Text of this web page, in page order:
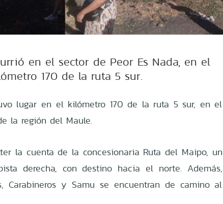
en el sector de Peor Es Nada, en el
170 de la ruta 5 sur.
lugar en el kilómetro 170 de la ruta 5 sur, en el
la región del Maule.
la cuenta de la concesionaria Ruta del Maipo, un
derecha, con destino hacia el norte. Además,
Carabineros y Samu se encuentran de camino al